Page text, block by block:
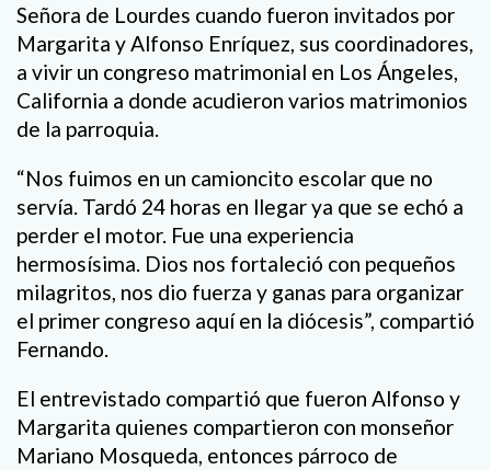
Señora de Lourdes cuando fueron invitados por
Margarita y Alfonso Enríquez, sus coordinadores,
a vivir un congreso matrimonial en Los Ángeles,
California a donde acudieron varios matrimonios
de la parroquia.
“Nos fuimos en un camioncito escolar que no
servía. Tardó 24 horas en llegar ya que se echó a
perder el motor. Fue una experiencia
hermosísima. Dios nos fortaleció con pequeños
milagritos, nos dio fuerza y ganas para organizar
el primer congreso aquí en la diócesis”, compartió
Fernando.
El entrevistado compartió que fueron Alfonso y
Margarita quienes compartieron con monseñor
Mariano Mosqueda, entonces párroco de